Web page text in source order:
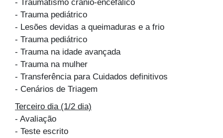
- Trauma pediátrico
- Lesões devidas a queimaduras e a frio
- Trauma pediátrico
- Trauma na idade avançada
- Trauma na mulher
- Transferência para Cuidados definitivos
- Cenários de Triagem
Terceiro dia (1/2 dia)
- Avaliação
- Teste escrito